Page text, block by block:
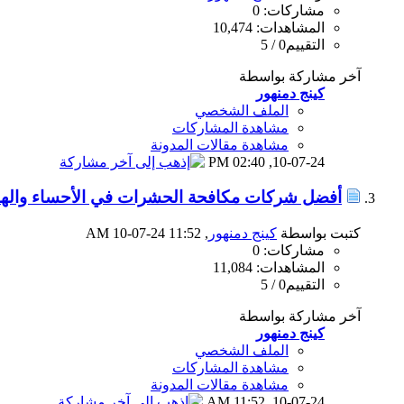
مشاركات: 0
المشاهدات: 10,474
التقييم0 / 5
آخر مشاركة بواسطة
كينج دمنهور
الملف الشخصي
مشاهدة المشاركات
مشاهدة مقالات المدونة
10-07-24,
02:40 PM
أفضل شركات مكافحة الحشرات في الأحساء
كتبت بواسطة كينج دمنهور ‏, 10-07-24 11:52 AM
مشاركات: 0
المشاهدات: 11,084
التقييم0 / 5
آخر مشاركة بواسطة
كينج دمنهور
الملف الشخصي
مشاهدة المشاركات
مشاهدة مقالات المدونة